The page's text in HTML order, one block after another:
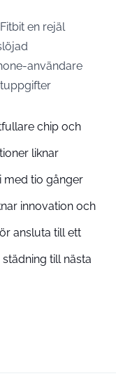
en rejäl
användare
chip och
liknar
med tio gånger
innovation och
ansluta till ett
till nästa